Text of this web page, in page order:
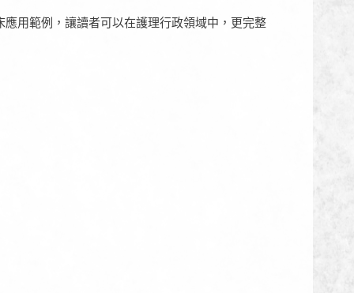
用範例，讓讀者可以在護理行政領域中，更完整